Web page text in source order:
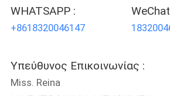
WHATSAPP :
+8618320046147
Υπεύθυνος Επικοινωνίας :
Miss. Reina